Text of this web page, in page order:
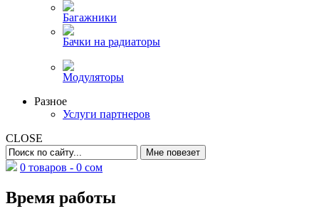
Багажники
Бачки на радиаторы
Модуляторы
Разное
Услуги партнеров
CLOSE
0 товаров - 0 сом
Время работы